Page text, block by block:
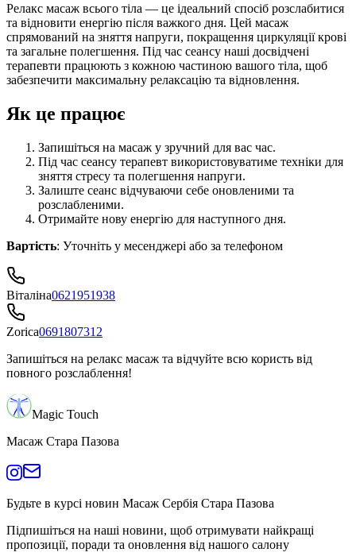
Релакс масаж всього тіла — це ідеальний спосіб розслабитися
та відновити енергію після важкого дня. Цей масаж
спрямований на зняття напруги, покращення циркуляції крові
та загальне полегшення. Під час сеансу наші досвідчені
терапевти працюють з кожною частиною вашого тіла, щоб
забезпечити максимальну релаксацію та відновлення.
Як це працює
Запишіться на масаж у зручний для вас час.
Під час сеансу терапевт використовуватиме техніки для
зняття стресу та полегшення напруги.
Залиште сеанс відчуваючи себе оновленими та
розслабленими.
Отримайте нову енергію для наступного дня.
Вартість: Уточніть у месенджері або за телефоном
Віталіна0621951938
Zorica0691807312
Запишіться на релакс масаж та відчуйте всю користь від
повного розслаблення!
Magic Touch
Масаж Стара Пазова
Будьте в курсі новин Масаж Сербія Стара Пазова
Підпишіться на наші новини, щоб отримувати найкращі
пропозиції, поради та оновлення від нашого салону